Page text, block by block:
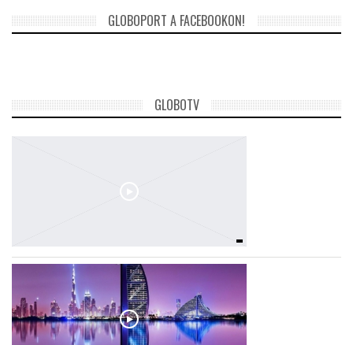
GLOBOPORT A FACEBOOKON!
GLOBOTV